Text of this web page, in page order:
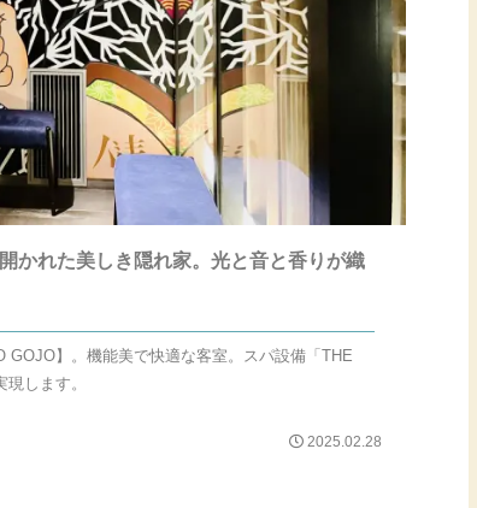
かれた美しき隠れ家。光と音と香りが織
】。機能美で快適な客室。スパ設備「THE
します。
2025.02.28